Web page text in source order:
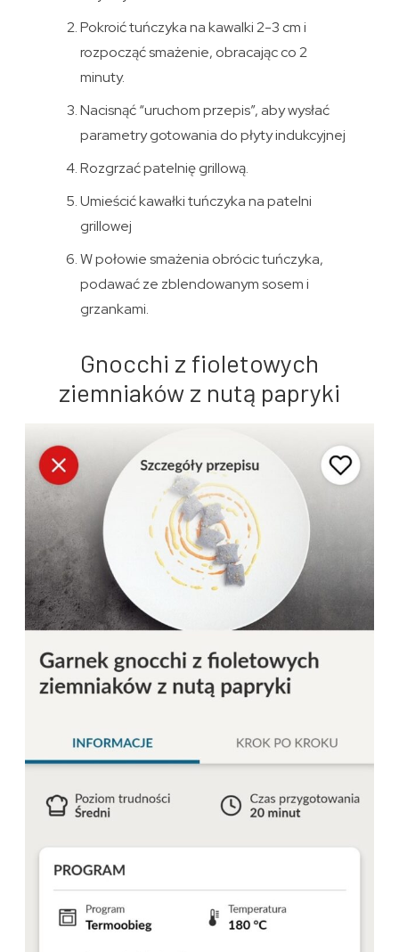
Pokroić tuńczyka na kawalki 2-3 cm i
rozpocząć smażenie, obracając co 2
minuty.
Nacisnąć “uruchom przepis”, aby wysłać
parametry gotowania do płyty indukcyjnej
Rozgrzać patelnię grillową.
Umieścić kawałki tuńczyka na patelni
grillowej
W połowie smażenia obrócic tuńczyka,
podawać ze zblendowanym sosem i
grzankami.
Gnocchi z fioletowych
ziemniaków z nutą papryki